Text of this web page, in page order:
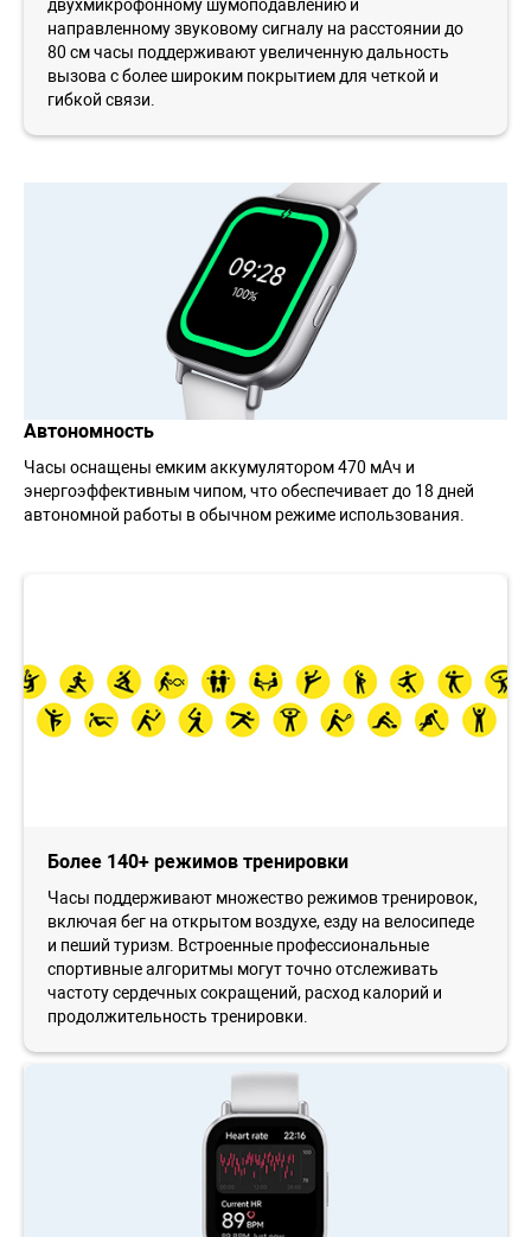
двухмикрофонному шумоподавлению и
направленному звуковому сигналу на расстоянии до
80 см часы поддерживают увеличенную дальность
вызова с более широким покрытием для четкой и
гибкой связи.
Автономность
Часы оснащены емким аккумулятором 470 мАч и
энергоэффективным чипом, что обеспечивает до 18 дней
автономной работы в обычном режиме использования.
Более 140+ режимов тренировки
Часы поддерживают множество режимов тренировок,
включая бег на открытом воздухе, езду на велосипеде
и пеший туризм. Встроенные профессиональные
спортивные алгоритмы могут точно отслеживать
частоту сердечных сокращений, расход калорий и
продолжительность тренировки.